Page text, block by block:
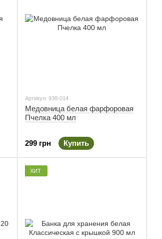
Артикул: 938-014
Медовница белая фарфоровая
Пчелка 400 мл
299 грн Купить
ХИТ